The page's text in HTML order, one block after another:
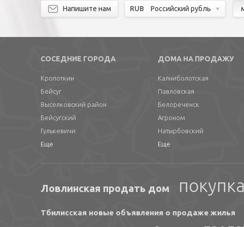
Напишите нам RUB Российский рубль
СОСЕДНИЕ ГОРОДА
Кропоткин
Бейсуг
Выселковский район
Бейсугский
Гулькевичи
Еще
ДОМА НА ПРОДАЖУ
Калниболотская
Павловская
Белореченск
Агроном
Натырбовский
Еще
Ловлинская продать дом
Тбилисская новые объявления о продаже жилья